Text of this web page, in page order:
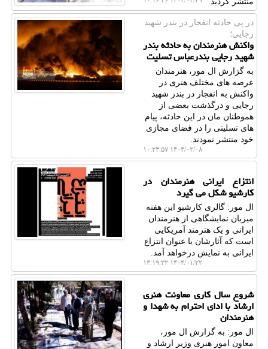
در پی حادثه انفجار در بندر شهید
رجایی؛
واکنش هنرمندان به حادثه بندر
شهید رجایی بندرعباس تسلیت
به گزارش ال مور، هنرمندان
عرصه های مختلف هنری در
واکنش به انفجار در بندر شهید
رجایی و درگذشت بعضی از
هموطنان مان در این حادثه، پیام
های تسلیتی را در فضای مجازی
خود منتشر نمودند.
۱۴۰۴/۰۲/۰۸ ۱۰:۲۳:۵۷
انتزاع ایرانی هنرمندان در
کارشیو شکل می گیرد
ال مور: گالری کارشیو این هفته
میزبان نمایشگاهی از هنرمندان
ایرانی و یک هنرمند آمریکایی
است که آثارشان با عنوان انتزاع
ایرانی به نمایش درخواهد آمد.
۱۴۰۴/۰۱/۲۲ ۱۳:۱۹:۳۲
شروع سال کاری معاونت هنری
ارشاد با ادای احترام به شهدا و
هنرمندان
ال مور: به گزارش ال مور،
معاون امور هنری وزیر ارشاد و